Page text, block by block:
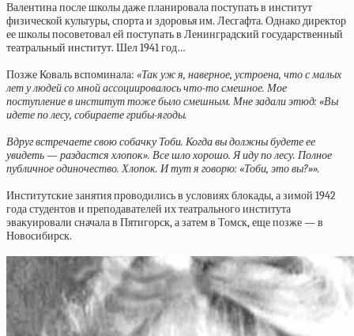
Валентина после школы даже планировала поступать в институт
физической культуры, спорта и здоровья им. Лесгафта. Однако директор
ее школы посоветовал ей поступать в Ленинградский государственный
театральный институт. Шел 1941 год…
Позже Коваль вспоминала: «Так уж я, наверное, устроена, что с малых
лет у людей со мной ассоциировалось что-то смешное. Мое
поступление в институт тоже было смешным. Мне задали этюд: «Вы
идете по лесу, собираете грибы-ягоды.
Вдруг встречаете свою собачку Тоби. Когда вы должны будете ее
увидеть — раздастся хлопок». Все шло хорошо. Я иду по лесу. Полное
публичное одиночество. Хлопок. И тут я говорю: «Тоби, это вы?»».
Институтские занятия проводились в условиях блокады, а зимой 1942
года студентов и преподавателей их театрального института
эвакуировали сначала в Пятигорск, а затем в Томск, еще позже — в
Новосибирск.